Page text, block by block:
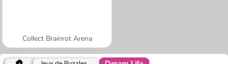
Collect Brainrot Arena